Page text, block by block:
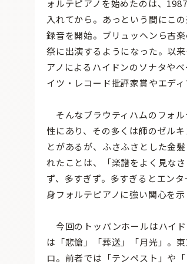
ォルテピアノを始めたのは、
入れてから。あっという間にこ
録音を開始。ブリュッヘンら古
祭に出演するようになった。以
アノによるハイドンのソナタや
イツ・レコード批評家賞やエディ
そんなブラウティハムのフォ
性にあり、その多くは師のゼル
とがあるが、ふさふさとした金
れたことは、「楽譜をよく見な
ず、多すぎず。多すぎるとエン
身フォルテピアノに強い関心を示
今回のトッパンホールはハイ
は「悲愴」「葬送」「月光」。
ロ。前者では「テンペスト」や